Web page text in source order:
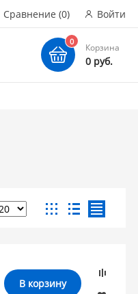
Сравнение (0) Войти
0
Корзина
0 руб.
В корзину